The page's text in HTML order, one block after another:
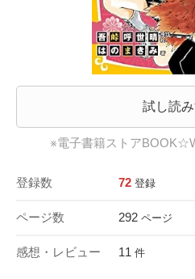
試し読
※電子書籍ストア
登録数 72 登録
ページ数 292 ページ
感想・レビュー 11 件